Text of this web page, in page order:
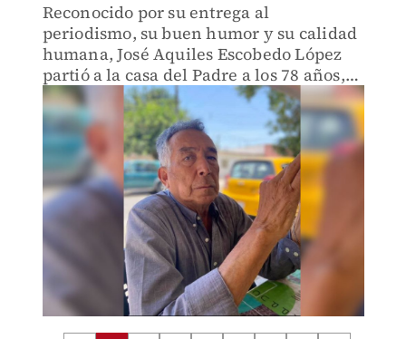
Reconocido por su entrega al
periodismo, su buen humor y su calidad
humana, José Aquiles Escobedo López
partió a la casa del Padre a los 78 años,
dejando un profundo legado profesional
y personal entre familiares, colegas y
amigos que hoy lo recuerda